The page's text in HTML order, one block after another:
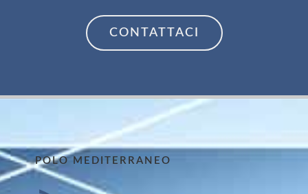
CONTATTACI
POLO MEDITERRANEO